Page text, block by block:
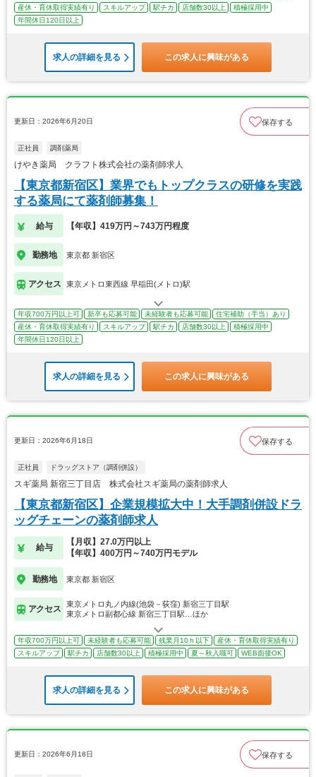
産休・育休取得実績有り
スキルアップ 駅チカ 店舗数30以上
積極採用中
年間休日120日以上
求人の詳細を見る この求人に興味がある
更新日：2026年6月20日 保存する
正社員 調剤薬局
けやき薬局 クラフト株式会社の薬剤師求人
【東京都新宿区】業界でもトップクラスの研修を実践
する薬局にて薬剤師募集！
給与 【年収】419万円～743万円程度
勤務地 東京都 新宿区
アクセス 東京メトロ東西線 早稲田(メトロ)駅
年収700万円以上可 新卒も応募可能 未経験者も応募可能
住宅補助（手当）あり
産休・育休取得実績有り
スキルアップ 駅チカ 店舗数30以上
積極採用中
年間休日120日以上
求人の詳細を見る この求人に興味がある
更新日：2026年6月18日 保存する
正社員 ドラッグストア（調剤併設）
スギ薬局 新宿三丁目店 株式会社スギ薬局の薬剤師求人
【東京都新宿区】企業規模拡大中！大手調剤併設ドラ
ッグチェーンの薬剤師求人
給与
【月収】27.0万円以上
【年収】400万円～740万円モデル
勤務地 東京都 新宿区
アクセス
東京メトロ丸ノ内線(池袋－荻窪) 新宿三丁目駅
東京メトロ副都心線 新宿三丁目駅…ほか
年収700万円以上可 未経験者も応募可能 残業月10ｈ以下
産休・育休取得実績有り
スキルアップ
駅チカ 店舗数30以上 積極採用中 夏～秋入職可 WEB面接OK
求人の詳細を見る この求人に興味がある
更新日：2026年6月18日 保存する